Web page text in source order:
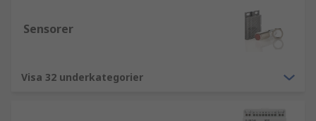
Sensorer
Visa 32 underkategorier